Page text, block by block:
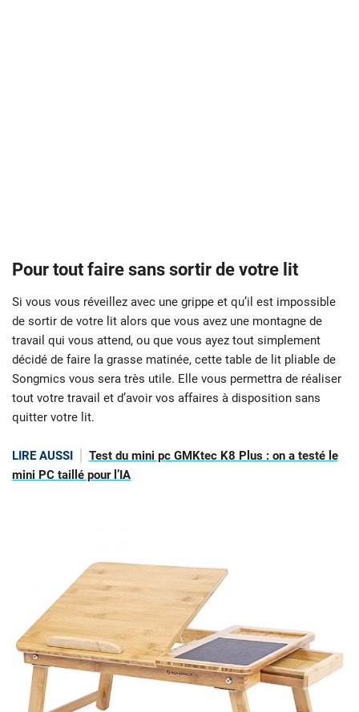
Pour tout faire sans sortir de votre lit
Si vous vous réveillez avec une grippe et qu’il est impossible
de sortir de votre lit alors que vous avez une montagne de
travail qui vous attend, ou que vous ayez tout simplement
décidé de faire la grasse matinée, cette table de lit pliable de
Songmics vous sera très utile. Elle vous permettra de réaliser
tout votre travail et d’avoir vos affaires à disposition sans
quitter votre lit.
LIRE AUSSI
Test du mini pc GMKtec K8 Plus : on a testé le
mini PC taillé pour l’IA